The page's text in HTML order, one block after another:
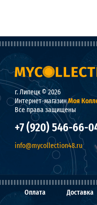
г. Липецк © 2026
Интернет-магазинМоя
Все права защищены
+7 (920) 546-66-
info@mycollection48.ru
Оплата Доставка